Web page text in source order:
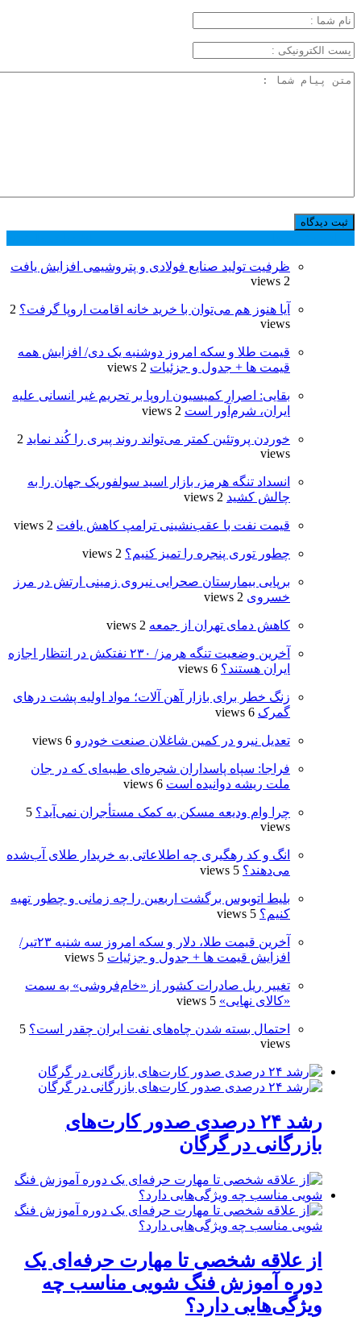
ظرفیت تولید صنایع فولادی و پتروشیمی افزایش یافت
2 views
آیا هنوز هم می‌توان با خرید خانه اقامت اروپا گرفت؟ 2
views
قیمت طلا و سکه امروز دوشنبه یک دی/ افزایش همه
قیمت ها + جدول و جزئیات 2 views
بقایی: اصرار کمیسیون اروپا بر تحریم غیر انسانی علیه
ایران، شرم‌آور است 2 views
خوردن پروتئین کمتر می‌تواند روند پیری را کُند نماید 2
views
انسداد تنگه هرمز، بازار اسید سولفوریک جهان را به
چالش کشید 2 views
قیمت نفت با عقب‌نشینی ترامپ کاهش یافت 2 views
چطور توری پنجره را تمیز کنیم؟ 2 views
برپایی بیمارستان صحرایی نیروی زمینی ارتش در مرز
خسروی 2 views
کاهش دمای تهران از جمعه 2 views
آخرین وضعیت تنگه هرمز/ ۲۳۰ نفتکش در انتظار اجازه
ایران هستند؟ 6 views
زنگ خطر برای بازار آهن آلات؛ مواد اولیه پشت درهای
گمرک 6 views
تعدیل نیرو در کمین شاغلان صنعت خودرو 6 views
فراجا: سپاه پاسداران شجره‌ای طیبه‌ای که در جان
ملت ریشه دوانیده است 6 views
چرا وام ودیعه مسکن به کمک مستأجران نمی‌آید؟ 5
views
انگ و کد رهگیری چه اطلاعاتی به خریدار طلای آب‌شده
می‌دهند؟ 5 views
بلیط اتوبوس برگشت اربعین را چه زمانی و چطور تهیه
کنیم؟ 5 views
آخرین قیمت طلا، دلار و سکه امروز سه شنبه ۲۳تیر/
افزایش قیمت ها + جدول و جزئیات 5 views
تغییر ریل صادرات کشور از «خام‌فروشی» به سمت
«کالای نهایی» 5 views
احتمال بسته شدن چاه‌های نفت ایران چقدر است؟ 5
views
رشد ۲۴ درصدی صدور کارت‌های
بازرگانی در گرگان
از علاقه شخصی تا مهارت حرفه‌ای یک
دوره آموزش فنگ شویی مناسب چه
ویژگی‌هایی دارد؟